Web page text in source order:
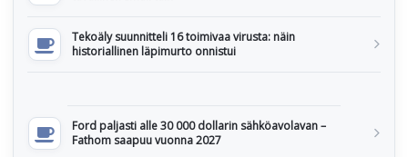
Tekoäly suunnitteli 16 toimivaa virusta: näin
historiallinen läpimurto onnistui
Ford paljasti alle 30 000 dollarin sähköavolavan –
Fathom saapuu vuonna 2027